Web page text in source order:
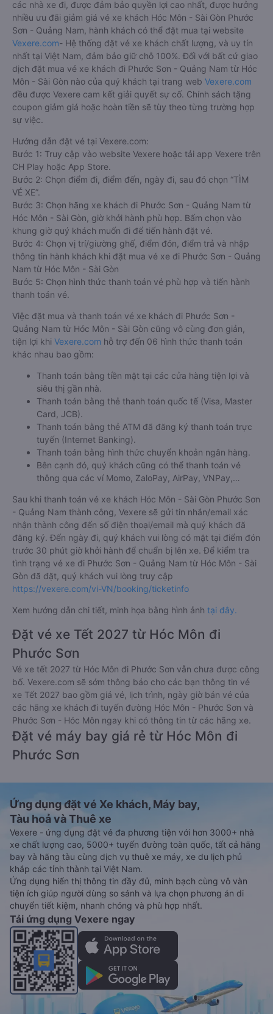
các nhà xe đi, được đảm bảo quyền lợi cao nhất, được hưởng
nhiều ưu đãi giảm giá vé xe khách Hóc Môn - Sài Gòn Phước
Sơn - Quảng Nam, hành khách có thể đặt mua tại website
Vexere.com- Hệ thống đặt vé xe khách chất lượng, và uy tín
nhất tại Việt Nam, đảm bảo giữ chỗ 100%. Đối với bất cứ giao
dịch đặt mua vé xe khách đi Phước Sơn - Quảng Nam từ Hóc
Môn - Sài Gòn nào của quý khách tại trang web Vexere.com
đều được Vexere cam kết giải quyết sự cố. Chính sách tặng
coupon giảm giá hoặc hoàn tiền sẽ tùy theo từng trường hợp
sự việc.
Hướng dẫn đặt vé tại Vexere.com:
Bước 1: Truy cập vào website Vexere hoặc tải app Vexere trên
CH Play hoặc App Store.
Bước 2: Chọn điểm đi, điểm đến, ngày đi, sau đó chọn “TÌM
VÉ XE”.
Bước 3: Chọn hãng xe khách đi Phước Sơn - Quảng Nam từ
Hóc Môn - Sài Gòn, giờ khởi hành phù hợp. Bấm chọn vào
khung giờ quý khách muốn đi để tiến hành đặt vé.
Bước 4: Chọn vị trí/giường ghế, điểm đón, điểm trả và nhập
thông tin hành khách khi đặt mua vé xe đi Phước Sơn - Quảng
Nam từ Hóc Môn - Sài Gòn
Bước 5: Chọn hình thức thanh toán vé phù hợp và tiến hành
thanh toán vé.
Việc đặt mua và thanh toán vé xe khách đi Phước Sơn -
Quảng Nam từ Hóc Môn - Sài Gòn cũng vô cùng đơn giản,
tiện lợi khi Vexere.com hỗ trợ đến 06 hình thức thanh toán
khác nhau bao gồm:
Thanh toán bằng tiền mặt tại các cửa hàng tiện lợi và
siêu thị gần nhà.
Thanh toán bằng thẻ thanh toán quốc tế (Visa, Master
Card, JCB).
Thanh toán bằng thẻ ATM đã đăng ký thanh toán trực
tuyến (Internet Banking).
Thanh toán bằng hình thức chuyển khoản ngân hàng.
Bên cạnh đó, quý khách cũng có thể thanh toán vé
thông qua các ví Momo, ZaloPay, AirPay, VNPay,…
Sau khi thanh toán vé xe khách Hóc Môn - Sài Gòn Phước Sơn
- Quảng Nam thành công, Vexere sẽ gửi tin nhắn/email xác
nhận thành công đến số điện thoại/email mà quý khách đã
đăng ký. Đến ngày đi, quý khách vui lòng có mặt tại điểm đón
trước 30 phút giờ khởi hành để chuẩn bị lên xe. Để kiểm tra
tình trạng vé xe đi Phước Sơn - Quảng Nam từ Hóc Môn - Sài
Gòn đã đặt, quý khách vui lòng truy cập
https://vexere.com/vi-VN/booking/ticketinfo
Xem hướng dẫn chi tiết, minh họa bằng hình ảnh tại đây.
Đặt vé xe Tết 2027 từ Hóc Môn đi
Phước Sơn
Vé xe tết 2027 từ Hóc Môn đi Phước Sơn vẫn chưa được công
bố. Vexere.com sẽ sớm thông báo cho các bạn thông tin vé
xe Tết 2027 bao gồm giá vé, lịch trình, ngày giờ bán vé của
các hãng xe khách đi tuyến đường Hóc Môn - Phước Sơn và
Phước Sơn - Hóc Môn ngay khi có thông tin từ các hãng xe.
Đặt vé máy bay giá rẻ từ Hóc Môn đi
Phước Sơn
Ứng dụng đặt vé Xe khách, Máy bay,
Tàu hoả và Thuê xe
Vexere - ứng dụng đặt vé đa phương tiện với hơn 3000+ nhà
xe chất lượng cao, 5000+ tuyến đường toàn quốc, tất cả hãng
bay và hãng tàu cùng dịch vụ thuê xe máy, xe du lịch phủ
khắp các tỉnh thành tại Việt Nam.
Ứng dụng hiển thị thông tin đầy đủ, minh bạch cùng vô vàn
tiện ích giúp người dùng so sánh và lựa chọn phương án di
chuyển tiết kiệm, nhanh chóng và phù hợp nhất.
Tải ứng dụng Vexere ngay